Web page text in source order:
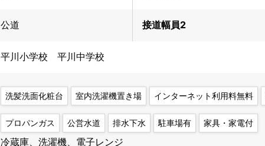
公道 接道幅員2
平川小学校 平川中学校
洗髪洗面化粧台 室内洗濯機置き場 インターネット利用料無料
プロパンガス 公営水道 排水下水 駐車場有 家具・家電付
冷蔵庫、洗濯機、電子レンジ